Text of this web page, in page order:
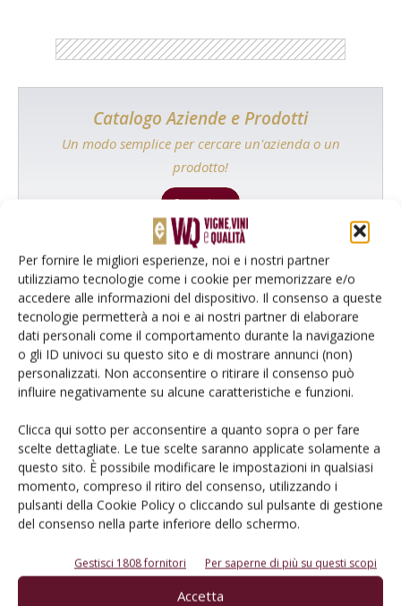
Per fornire le migliori esperienze, noi e i nostri partner
utilizziamo tecnologie come i cookie per memorizzare e/o
accedere alle informazioni del dispositivo. Il consenso a queste
tecnologie permetterà a noi e ai nostri partner di elaborare
dati personali come il comportamento durante la navigazione
o gli ID univoci su questo sito e di mostrare annunci (non)
personalizzati. Non acconsentire o ritirare il consenso può
influire negativamente su alcune caratteristiche e funzioni.
Clicca qui sotto per acconsentire a quanto sopra o per fare
scelte dettagliate. Le tue scelte saranno applicate solamente a
questo sito. È possibile modificare le impostazioni in qualsiasi
momento, compreso il ritiro del consenso, utilizzando i
pulsanti della Cookie Policy o cliccando sul pulsante di gestione
del consenso nella parte inferiore dello schermo.
Gestisci 1808 fornitori Per saperne di più su questi scopi
Accetta
Catalogo Aziende e Prodotti
Un modo semplice per cercare un'azienda o un
prodotto!
Cerca adesso
L'Esperto risponde
I consigli di Terra e Vita agli agricoltori
Cerca adesso